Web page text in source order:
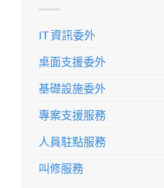
IT 資訊委外
桌面支援委外
基礎設施委外
專案支援服務
人員駐點服務
叫修服務